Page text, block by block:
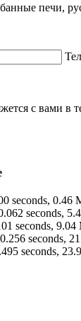
печи,
с вами в
seconds, 0.46
seconds,
seconds, 9.04
seconds,
seconds,